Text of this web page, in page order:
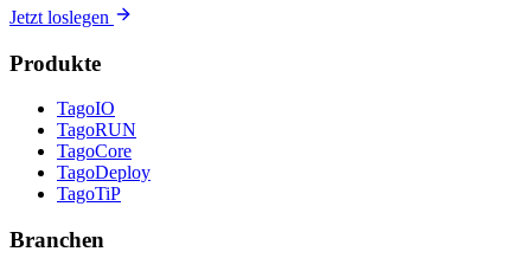
Jetzt loslegen
Produkte
TagoIO
TagoRUN
TagoCore
TagoDeploy
TagoTiP
Branchen